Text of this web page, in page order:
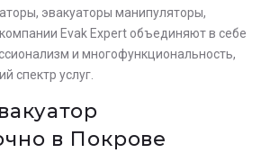
эвакуаторы манипуляторы,
Evak Expert объединяют в себе
и многофункциональность,
спектр услуг.
в Покрове